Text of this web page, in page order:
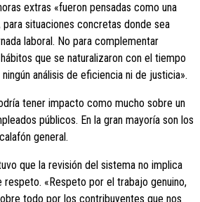
extras «fueron pensadas como una
situaciones concretas donde sea
laboral. No para complementar
que se naturalizaron con el tiempo
análisis de eficiencia ni de justicia».
tener impacto como mucho sobre un
públicos. En la gran mayoría son los
general.
que la revisión del sistema no implica
respeto. «Respeto por el trabajo genuino,
todo por los contribuyentes que nos